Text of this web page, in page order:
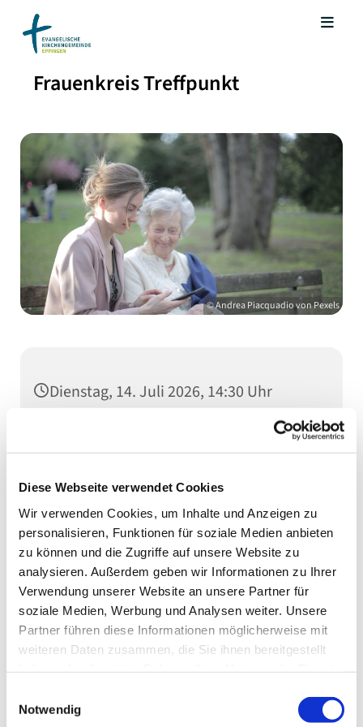
Diese Webseite verwendet Cookies
Wir verwenden Cookies, um Inhalte und Anzeigen zu
personalisieren, Funktionen für soziale Medien anbieten
zu können und die Zugriffe auf unsere Website zu
analysieren. Außerdem geben wir Informationen zu Ihrer
Verwendung unserer Website an unsere Partner für
soziale Medien, Werbung und Analysen weiter. Unsere
Partner führen diese Informationen möglicherweise mit
weiteren Daten zusammen, die Sie ihnen bereitgestellt
Notwendig
Frauenkreis Treffpunkt
© Andrea Piacquadio von Pexels
Dienstag, 14. Juli 2026, 14:30 Uhr
Gemeindesaal (2/2), Kaiserstraße 5,
75031 Eppingen